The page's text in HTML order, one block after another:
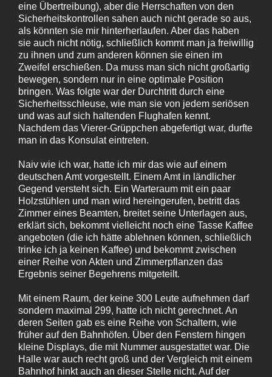
eine Übertreibung), aber die Herrschaften von den
Sicherheitskontrollen sahen auch nicht gerade so aus,
als könnten sie mir hinterherlaufen. Aber das haben
sie auch nicht nötig, schließlich kommt man ja freiwillig
zu ihnen und zum anderen können sie einen im
Zweifel erschießen. Da muss man sich nicht großartig
bewegen, sondern nur in eine optimale Position
bringen. Was folgte war der Durchtritt durch eine
Sicherheitsschleuse, wie man sie von jedem seriösen
und was auf sich haltenden Flughafen kennt.
Nachdem das Vierer-Grüppchen abgefertigt war, durfte
man in das Konsulat eintreten.
Naiv wie ich war, hatte ich mir das wie auf einem
deutschen Amt vorgestellt. Einem Amt in ländlicher
Gegend versteht sich. Ein Warteraum mit ein paar
Holzstühlen und man wird hereingerufen, betritt das
Zimmer eines Beamten, breitet seine Unterlagen aus,
erklärt sich, bekommt vielleicht noch eine Tasse Kaffee
angeboten (die ich hätte ablehnen können, schließlich
trinke ich ja keinen Kaffee) und bekommt zwischen
einer Reihe von Akten und Zimmerpflanzen das
Ergebnis seiner Begehrens mitgeteilt.
Mit einem Raum, der keine 300 Leute aufnehmen darf
sondern maximal 299, hatte ich nicht gerechnet. An
deren Seiten gab es eine Reihe von Schaltern, wie
früher auf den Bahnhöfen. Über den Fenstern hingen
kleine Displays, die mit Nummer ausgestattet war. Die
Halle war auch recht groß und der Vergleich mit einem
Bahnhof hinkt auch an dieser Stelle nicht. Auf der